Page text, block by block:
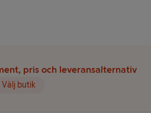
pris och leveransalternativ
Välj butik